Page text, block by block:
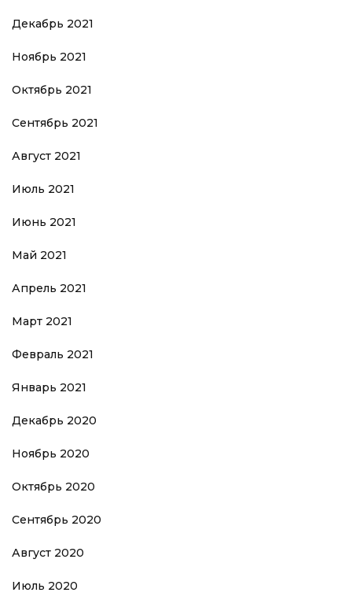
Декабрь 2021
Ноябрь 2021
Октябрь 2021
Сентябрь 2021
Август 2021
Июль 2021
Июнь 2021
Май 2021
Апрель 2021
Март 2021
Февраль 2021
Январь 2021
Декабрь 2020
Ноябрь 2020
Октябрь 2020
Сентябрь 2020
Август 2020
Июль 2020